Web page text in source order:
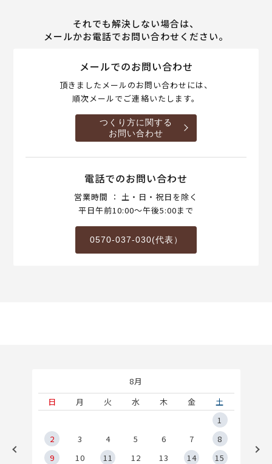
それでも解決しない場合は、
メールかお電話でお問い合わせください。
メールでのお問い合わせ
頂きましたメールのお問い合わせには、
順次メールでご連絡いたします。
つくり方に関する
お問い合わせ
電話でのお問い合わせ
営業時間 ： 土・日・祝日を除く
平日午前10:00～午後5:00まで
0570-037-030(代表）
8月
日
月 火 水 木 金
土
1
2
3 4 5 6 7
8
9
10 11 12 13 14
15